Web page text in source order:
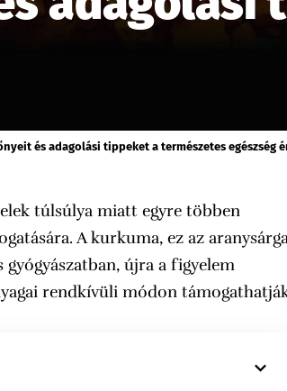
és adagolási tippeket a természetes egészség
túlsúlya miatt egyre többen
A kurkuma, ez az
gyógyászatban, újra a figyelem
rendkívüli módon